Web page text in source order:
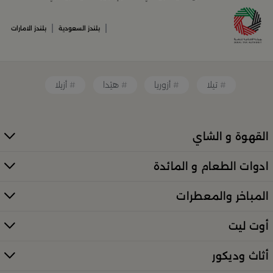
قطع ديكور منزلية تضفي لمسة فنية
تسوقي أدوات تقديم وضيافة راقية في
إذا كنتِ تبحثين عن أدوات تقديم مميزة لإفطار العائلة أو احتفال
خاص، فستجدين كل ما تحتاجينه لدى
الأنيقة إلى أرفف التقديم والصواني، صُمّمت المنتجات لتمنحك
لمسات فاخرة في كل مناسبة. اكتشفي الخيارات عبر الرابط
الرئيسي:تسوّقي أدوات التقديم والضيافة في بلن‌ــدز
بلندز السعودية بلندز الامارات
تيلا أزوريا هيْدا أزيلا
القهوة و الشاي
ادوات الطعام و المائدة
المباخر والمعطرات
أوت ليت
أثاث وديكور